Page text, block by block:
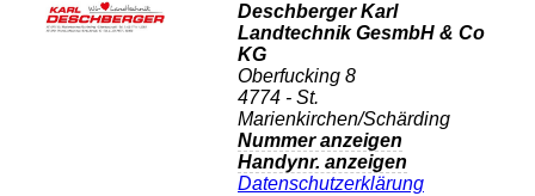
Deschberger Karl
Landtechnik GesmbH & Co
KG
Oberfucking 8
4774 - St.
Marienkirchen/Schärding
Nummer anzeigen
Handynr. anzeigen
Datenschutzerklärung